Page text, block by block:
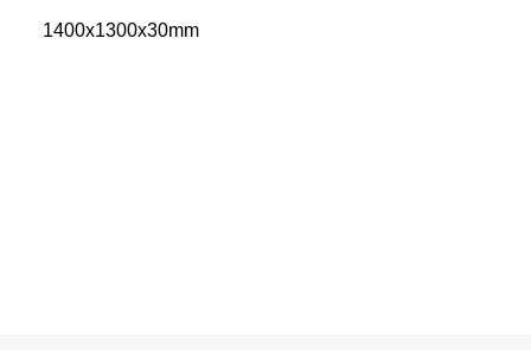
1400x1300x30mm